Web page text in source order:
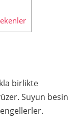
birlikte
Suyun besin